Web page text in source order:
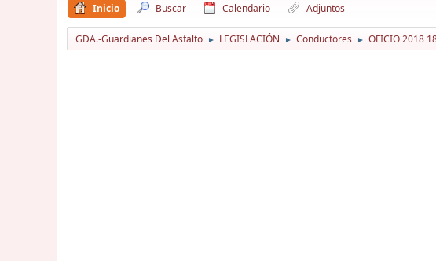
Inicio Buscar Calendario Adjuntos
GDA.-Guardianes Del Asfalto ► LEGISLACIÓN ► Conductores ► OFICIO 2018